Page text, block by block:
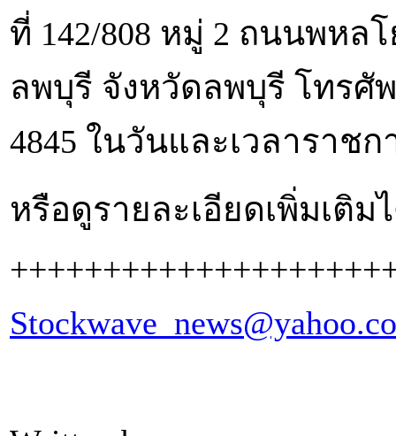
ที่ 142/808 หมู่ 2 ถนนพหล
ลพบุรี จังหวัดลพบุรี โทรศัพ
4845 ในวันและเวลาราชก
หรือดูรายละเอียดเพิ่มเติม